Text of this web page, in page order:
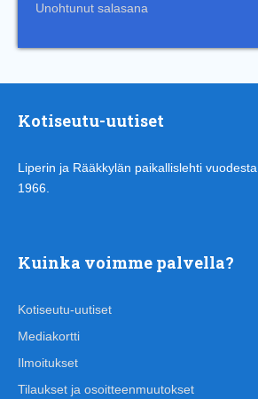
Unohtunut salasana
Kotiseutu-uutiset
Liperin ja Rääkkylän paikallislehti vuodesta
1966.
Kuinka voimme palvella?
Kotiseutu-uutiset
Mediakortti
Ilmoitukset
Tilaukset ja osoitteenmuutokset